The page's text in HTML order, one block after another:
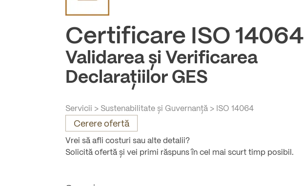
Certificare ISO 14064-
Validarea și Verificarea
Declarațiilor GES
Servicii > Sustenabilitate și Guvernanță > ISO 14064
Cerere ofertă
Vrei să afli costuri sau alte detalii?
Solicită ofertă și vei primi răspuns în cel mai scurt timp posibil.